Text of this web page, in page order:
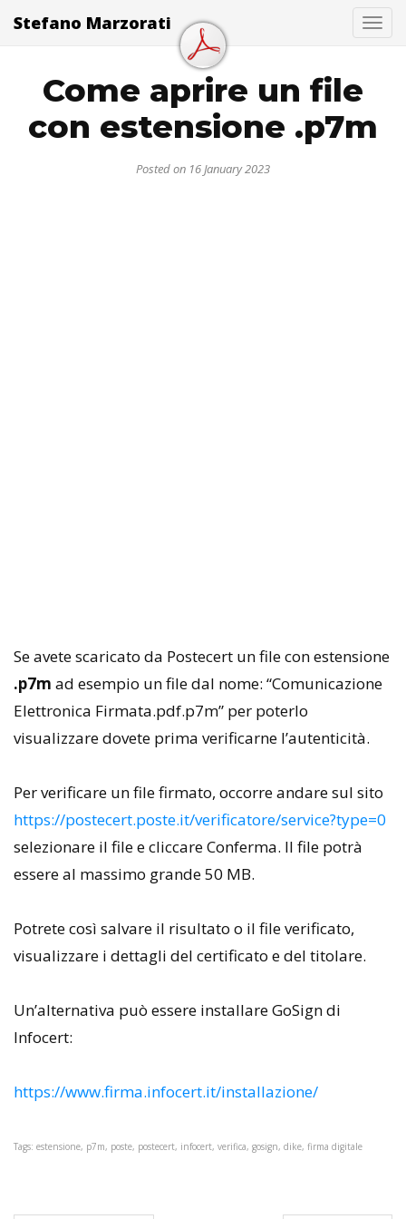
Stefano Marzorati
Come aprire un file
con estensione .p7m
Posted on 16 January 2023
Se avete scaricato da Postecert un file con estensione
.p7m ad esempio un file dal nome: “Comunicazione
Elettronica Firmata.pdf.p7m” per poterlo
visualizzare dovete prima verificarne l’autenticità.
Per verificare un file firmato, occorre andare sul sito
https://postecert.poste.it/verificatore/service?type=0
selezionare il file e cliccare Conferma. Il file potrà
essere al massimo grande 50 MB.
Potrete così salvare il risultato o il file verificato,
visualizzare i dettagli del certificato e del titolare.
Un’alternativa può essere installare GoSign di
Infocert:
https://www.firma.infocert.it/installazione/
Tags: estensione, p7m, poste, postecert, infocert, verifica, gosign, dike, firma digitale